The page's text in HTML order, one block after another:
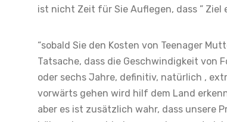
ist nicht Zeit für Sie Auflegen, dass ”
“sobald Sie den Kosten von Teenager
Tatsache, dass die Geschwindigkeit
oder sechs Jahre, definitiv, natürlich ,
vorwärts gehen wird hilf dem Land
aber es ist zusätzlich wahr, dass unsere